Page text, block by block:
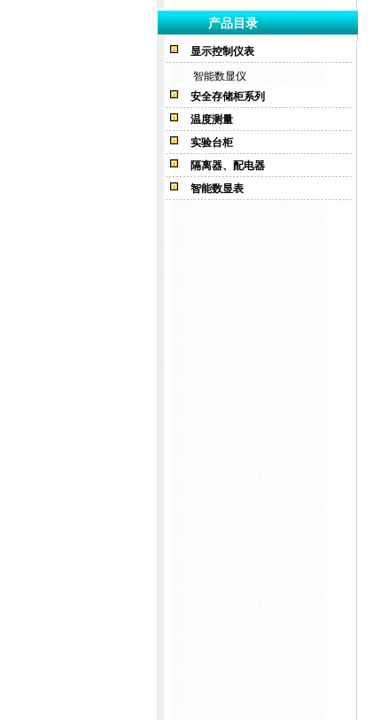
产品目录
显示控制仪表
智能数显仪
安全存储柜系列
温度测量
实验台柜
隔离器、配电器
智能数显表